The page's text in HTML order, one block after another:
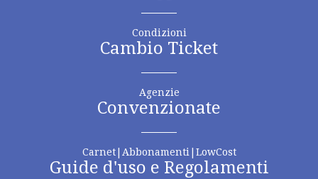
Condizioni
Cambio Ticket
Agenzie
Convenzionate
Carnet|Abbonamenti|LowCost
Guide d'uso e Regolamenti